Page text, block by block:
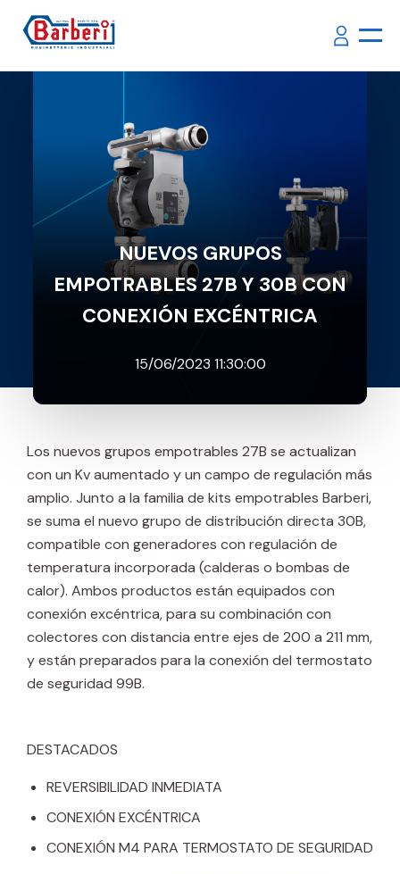
NUEVOS GRUPOS
EMPOTRABLES 27B Y 30B CON
CONEXIÓN EXCÉNTRICA
15/06/2023 11:30:00
Los nuevos grupos empotrables 27B se actualizan
con un Kv aumentado y un campo de regulación más
amplio. Junto a la familia de kits empotrables Barberi,
se suma el nuevo grupo de distribución directa 30B,
compatible con generadores con regulación de
temperatura incorporada (calderas o bombas de
calor). Ambos productos están equipados con
conexión excéntrica, para su combinación con
colectores con distancia entre ejes de 200 a 211 mm,
y están preparados para la conexión del termostato
de seguridad 99B.
DESTACADOS
REVERSIBILIDAD INMEDIATA
CONEXIÓN EXCÉNTRICA
CONEXIÓN M4 PARA TERMOSTATO DE SEGURIDAD